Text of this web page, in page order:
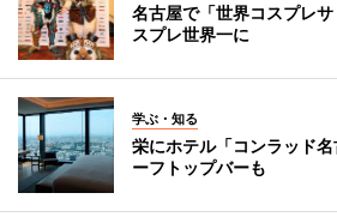
名古屋で「世界コスプレ
スプレ世界一に
学ぶ・知る
栄にホテル「コンラッド
ーフトップバーも